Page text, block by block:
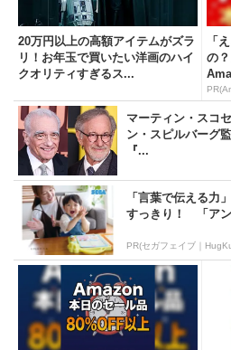
20万円以上の高額アイテムがズラ
リ！お年玉で買いたい洋画のハイ
クオリティすぎるス...
「
の
マーティン・スコ
ン・スピルバーグ
『...
「言葉で伝える力
すっきり！ 「ア
PR(セガフェイブ｜